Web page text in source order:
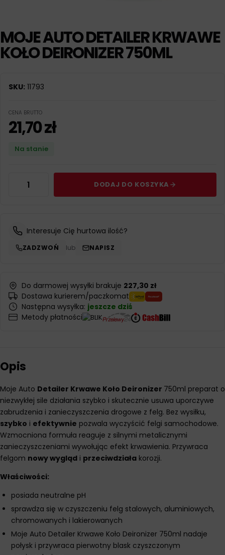
MOJE AUTO DETAILER KRWAWE
KOŁO DEIRONIZER 750ML
SKU: 11793
CENA BRUTTO
21,70zł
Na stanie
DODAJ DO KOSZYKA
Interesuje Cię hurtowa ilość?
ZADZWOŃ lub NAPISZ
Do darmowej wysyłki brakuje 227,30 zł
Dostawa kurierem/paczkomat
Następna wysyłka: jeszcze dziś
Metody płatności
Opis
Moje Auto Detailer Krwawe Koło Deironizer 750ml preparat o
niezwykłej sile działania szybko i skutecznie usuwa uporczywe
zabrudzenia i zanieczyszczenia drogowe z felg. Bez wysiłku,
szybko i efektywnie pozwala wyczyścić felgi samochodowe.
Wzmocniona formuła reaguje z silnymi metalicznymi
zanieczyszczeniami wywołując efekt krwawienia. Przywraca
felgom nowy wygląd i przeciwdziała korozji.
Właściwości:
posiada neutralne pH
sprawdza się w czyszczeniu felg stalowych, aluminiowych,
chromowanych i lakierowanych
Moje Auto Detailer Krwawe Koło Deironizer 750ml nadaje
połysk i przywraca pierwotny blask czyszczonym